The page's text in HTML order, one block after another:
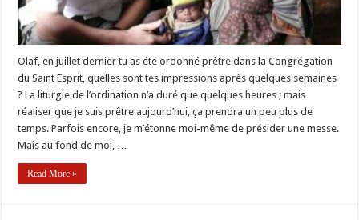
Olaf, en juillet dernier tu as été ordonné prêtre dans la Congrégation
du Saint Esprit, quelles sont tes impressions après quelques semaines
? La liturgie de l’ordination n’a duré que quelques heures ; mais
réaliser que je suis prêtre aujourd’hui, ça prendra un peu plus de
temps. Parfois encore, je m’étonne moi-même de présider une messe.
Mais au fond de moi, …
Read More »